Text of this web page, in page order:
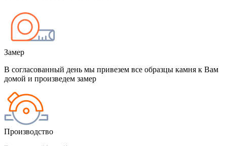
Замер
В согласованный день мы привезем все образцы камня к Вам
домой и произведем замер
Производство